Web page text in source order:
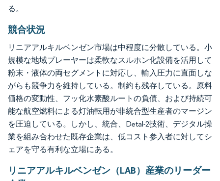
る。
競合状況
リニアアルキルベンゼン市場は中程度に分散している。小
規模な地域プレーヤーは柔軟なスルホン化設備を活用して
粉末・液体の両セグメントに対応し、輸入圧力に直面しな
がらも競争力を維持している。制約も残存している。原料
価格の変動性、フッ化水素酸ルートの負債、および持続可
能な航空燃料による灯油転用が非統合型生産者のマージン
を圧迫している。しかし、統合、Detal-2技術、デジタル操
業を組み合わせた既存企業は、低コスト参入者に対してシ
ェアを守る有利な立場にある。
リニアアルキルベンゼン（LAB）産業のリーダー